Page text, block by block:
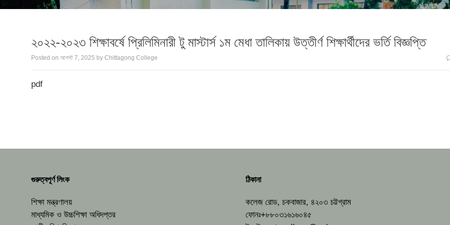
২০২২-২০২৩ শিক্ষাবর্ষে প্রিলিমিনারী টু মাস্টার্স ১ম মেধা তালিকায় উত্তীর্ণ শিক্ষার্থীদের ভর্তি বিজ্ঞপ্তি
Posted on আগস্ট 7, 2025 by Chittagong College
pdf
গুরুত্বপূর্ণ লিংক
শিক্ষা মন্ত্রণালয়
মাধ্যমিক ও উচ্চশিক্ষা অধিদপ্তর
ঠিকানা
কলেজ রোড, চকবাজার, ৪২০৩ চট্টগ্রাম
ফোনঃ+৮৮০৩১৬১৬০৪৫